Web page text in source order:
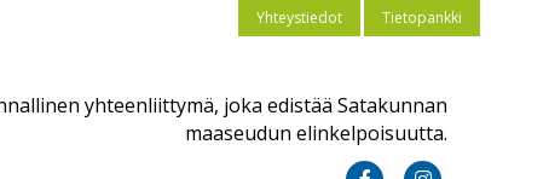
Yhteystiedot Tietopankki
yhteenliittymä, joka edistää Satakunnan
maaseudun elinkelpoisuutta.